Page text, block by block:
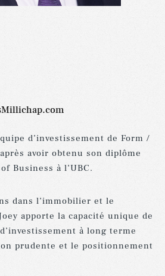
d’investissement de Form /
avoir obtenu son diplôme
Business à l’UBC.
dans l’immobilier et le
apporte la capacité unique de
à long terme
prudente et le positionnement